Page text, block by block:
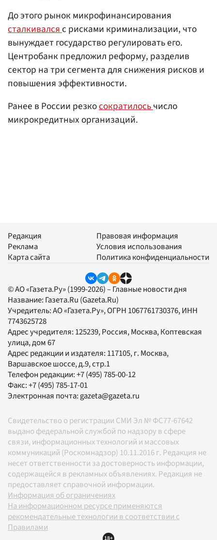
До этого рынок микрофинансирования
сталкивалсяс рисками криминализации, что
вынуждает государство регулировать его.
Центробанк предложил реформу, разделив
сектор на три сегмента для снижения рисков и
повышения эффективности.
Ранее в России резкосократилосьчисло
микрокредитных организаций.
Редакция
Реклама
Карта сайта
Правовая информация
Условия использования
Политика конфиденциальности
© АО «Газета.Ру» (1999-2026) – Главные новости дня
Название: Газета.Ru (Gazeta.Ru)
Учредитель:АО «Газета.Ру», ОГРН 1067761730376, ИНН
7743625728
Адрес учредителя: 125239, Россия, Москва, Коптевская
улица, дом 67
Адрес редакции и издателя: 117105, г. Москва,
Варшавское шоссе, д.9, стр.1
Телефон редакции:+7 (495) 785-00-12
Факс:+7 (495) 785-17-01
Электронная почта: gazeta@gazeta.ru
Свидетельство о регистрации СМИ Эл № ФС77-67642
выдано федеральной службой по надзору в сфере
связи, информационных технологий и массовых
коммуникаций (Роскомнадзор) 10.11.2016 г. Редакция не
несет ответственности за достоверность информации,
содержащейся в рекламных объявлениях. Редакция не
предоставляет справочной информации.
Информация об ограничениях
На информационном ресурсе применяются
рекомендательные технологии в соответствии с
Правилами
18+